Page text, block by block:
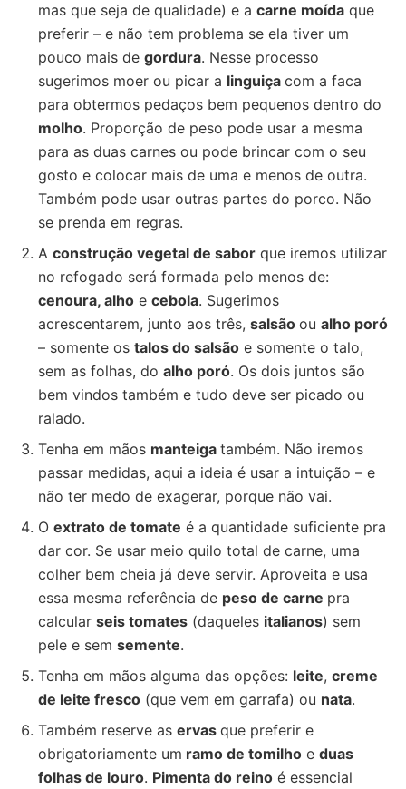
mas que seja de qualidade) e a carne moída que
preferir – e não tem problema se ela tiver um
pouco mais de gordura. Nesse processo
sugerimos moer ou picar a linguiça com a faca
para obtermos pedaços bem pequenos dentro do
molho. Proporção de peso pode usar a mesma
para as duas carnes ou pode brincar com o seu
gosto e colocar mais de uma e menos de outra.
Também pode usar outras partes do porco. Não
se prenda em regras.
A construção vegetal de sabor que iremos utilizar
no refogado será formada pelo menos de:
cenoura, alho e cebola. Sugerimos
acrescentarem, junto aos três, salsão ou alho poró
– somente os talos do salsão e somente o talo,
sem as folhas, do alho poró. Os dois juntos são
bem vindos também e tudo deve ser picado ou
ralado.
Tenha em mãos manteiga também. Não iremos
passar medidas, aqui a ideia é usar a intuição – e
não ter medo de exagerar, porque não vai.
O extrato de tomate é a quantidade suficiente pra
dar cor. Se usar meio quilo total de carne, uma
colher bem cheia já deve servir. Aproveita e usa
essa mesma referência de peso de carne pra
calcular seis tomates (daqueles italianos) sem
pele e sem semente.
Tenha em mãos alguma das opções: leite, creme
de leite fresco (que vem em garrafa) ou nata.
Também reserve as ervas que preferir e
obrigatoriamente um ramo de tomilho e duas
folhas de louro. Pimenta do reino é essencial